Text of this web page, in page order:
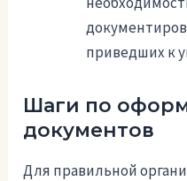
приведших к
Шаги по
документов
Для правильной